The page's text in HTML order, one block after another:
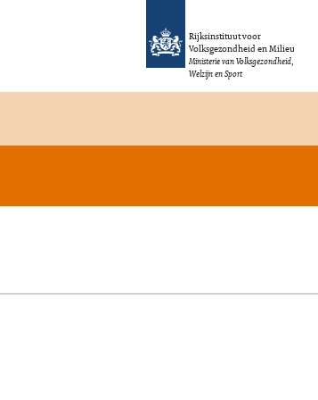
Rijksinstituut voor
Volksgezondheid en Milieu
Ministerie van Volksgezondheid,
Welzijn en Sport